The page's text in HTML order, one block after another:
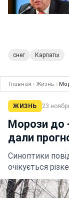
снег Карпаты
Главная › Жизнь ›
ЖИЗНЬ 23
Морози до
дали
Синоптики
очікується